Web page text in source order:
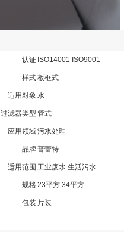
认证 ISO14001 ISO9001
样式板框式
适用对象 水
过滤器类型 管式
应用领域污水处理
品牌普蕾特
适用范围 工业废水 生活污水
规格23平方 34平方
包装 片装